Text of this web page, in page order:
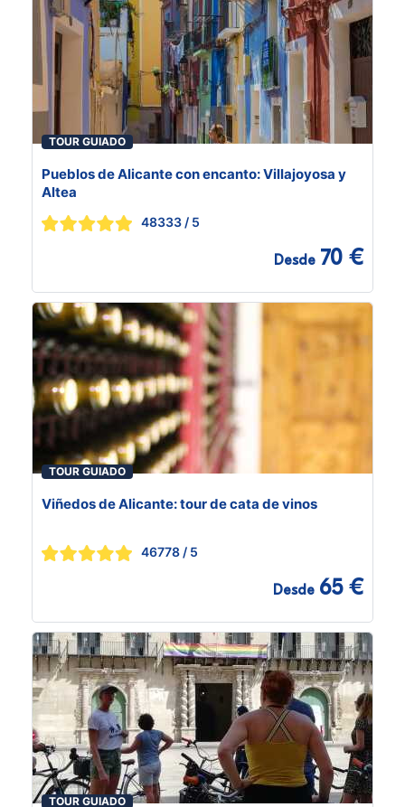
TOUR GUIADO
Pueblos de Alicante con encanto: Villajoyosa y
Altea
48333 / 5
Desde 70 €
TOUR GUIADO
Viñedos de Alicante: tour de cata de vinos
46778 / 5
Desde 65 €
TOUR GUIADO